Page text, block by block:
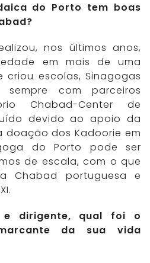
do Porto tem boas
nos últimos anos,
em mais de uma
criou escolas, Sinagogas
com parceiros
Chabad-Center de
devido ao apoio da
doação dos Kadoorie em
do Porto pode ser
de escala, com o que
Chabad portuguesa e
e dirigente, qual foi o
da sua vida